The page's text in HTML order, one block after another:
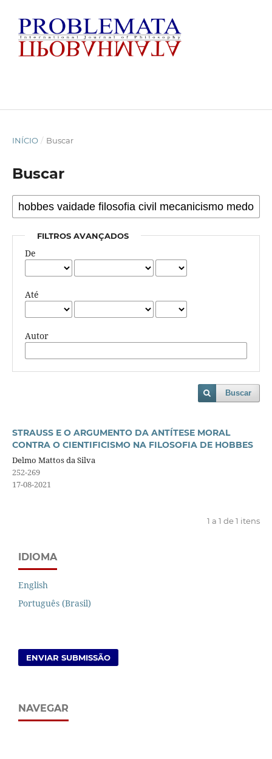
INÍCIO / Buscar
Buscar
FILTROS AVANÇADOS
De
Até
Autor
Buscar
STRAUSS E O ARGUMENTO DA ANTÍTESE MORAL
CONTRA O CIENTIFICISMO NA FILOSOFIA DE HOBBES
Delmo Mattos da Silva
252-269
17-08-2021
1 a 1 de 1 itens
IDIOMA
English
Português (Brasil)
ENVIAR SUBMISSÃO
NAVEGAR